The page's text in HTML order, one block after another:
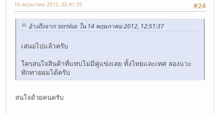
#24
16 พฤษภาคม 2012, 02:41:55
อ้างถึงจาก: sornlux ใน 14 พฤษภาคม 2012, 12:51:37
เสนอไปแล้วครับ
ใครสนใจสินค้าที่แทบไม่มีคู่แข่งเลย ทั้งไทยและเทศ ลองแวะ
ทักทายผมได้ครับ
สนใจด้วยคนครับ